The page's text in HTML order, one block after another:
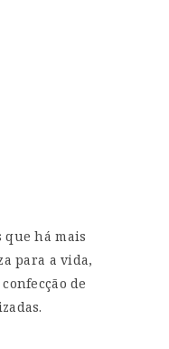
que há mais
para a vida,
de